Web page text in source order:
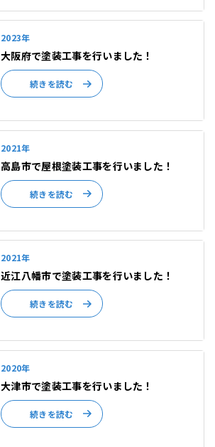
2023年
大阪府で塗装工事を行いました！
続きを読む
2021年
高島市で屋根塗装工事を行いました！
続きを読む
2021年
近江八幡市で塗装工事を行いました！
続きを読む
2020年
大津市で塗装工事を行いました！
続きを読む